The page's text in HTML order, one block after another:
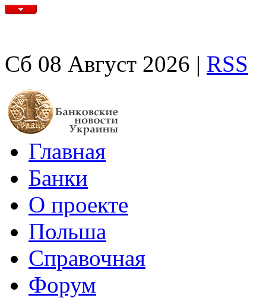
Сб 08 Август 2026 | RSS
Главная
Банки
О проекте
Польша
Справочная
Форум